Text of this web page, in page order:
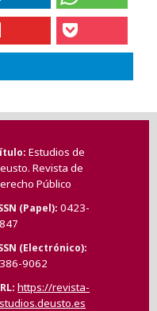
Estudios de
Revista de
Público
(Papel) 0423-
(Electrónico)
9062
https://revista-